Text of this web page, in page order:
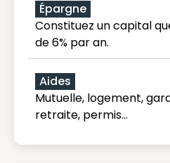
Épargne
Constituez un capital
de 6% par an.
Aides
Mutuelle, logement,
retraite, permis…